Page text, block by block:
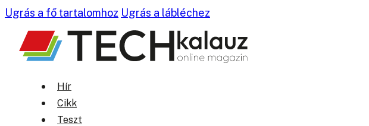
Ugrás a fő tartalomhoz Ugrás a lábléchez
Hír
Cikk
Teszt